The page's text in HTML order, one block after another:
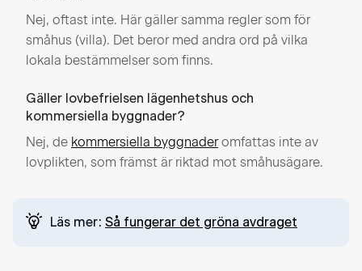
Nej, oftast inte. Här gäller samma regler som för
småhus (villa). Det beror med andra ord på vilka
lokala bestämmelser som finns.
Gäller lovbefrielsen lägenhetshus och
kommersiella byggnader?
Nej, de kommersiella byggnaderomfattas inte av
lovplikten, som främst är riktad mot småhusägare.
Läs mer: Så fungerar det gröna avdraget